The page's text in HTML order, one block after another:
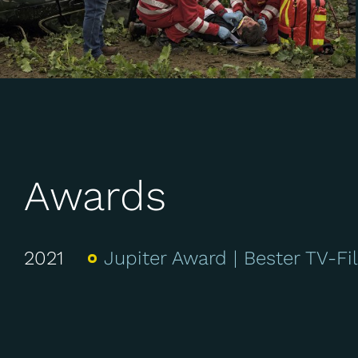
Awards
2021 Jupiter Award Bester TV-